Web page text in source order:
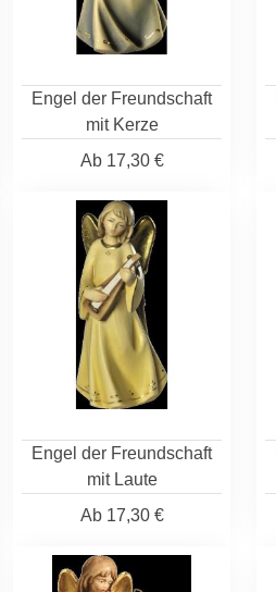
Engel der Freundschaft
mit Kerze
Ab17,30 €
Engel der Freundschaft
mit Laute
Ab17,30 €